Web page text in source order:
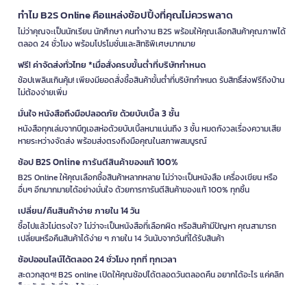
ทำไม B2S Online คือแหล่งช้อปปิ้งที่คุณไม่ควรพลาด
ไม่ว่าคุณจะเป็นนักเรียน นักศึกษา คนทำงาน B2S พร้อมให้คุณเลือกสินค้าคุณภาพได้
ตลอด 24 ชั่วโมง พร้อมโปรโมชั่นและสิทธิพิเศษมากมาย
ฟรี! ค่าจัดส่งทั่วไทย *เมื่อสั่งครบขั้นต่ำที่บริษัทกำหนด
ช้อปเพลินเกินคุ้ม! เพียงมียอดสั่งซื้อสินค้าขั้นต่ำที่บริษัทกำหนด รับสิทธิ์ส่งฟรีถึงบ้าน
ไม่ต้องจ่ายเพิ่ม
มั่นใจ หนังสือถึงมือปลอดภัย ด้วยบับเบิ้ล 3 ชั้น
หนังสือทุกเล่มจากบีทูเอสห่อด้วยบับเบิ้ลหนาแน่นถึง 3 ชั้น หมดกังวลเรื่องความเสีย
หายระหว่างจัดส่ง พร้อมส่งตรงถึงมือคุณในสภาพสมบูรณ์
ช้อป B2S Online การันตีสินค้าของแท้ 100%
B2S Online ให้คุณเลือกซื้อสินค้าหลากหลาย ไม่ว่าจะเป็นหนังสือ เครื่องเขียน หรือ
อื่นๆ อีกมากมายได้อย่างมั่นใจ ด้วยการการันตีสินค้าของแท้ 100% ทุกชิ้น
เปลี่ยน/คืนสินค้าง่าย ภายใน 14 วัน
ซื้อไปแล้วไม่ตรงใจ? ไม่ว่าจะเป็นหนังสือที่เลือกผิด หรือสินค้ามีปัญหา คุณสามารถ
เปลี่ยนหรือคืนสินค้าได้ง่าย ๆ ภายใน 14 วันนับจากวันที่ได้รับสินค้า
ช้อปออนไลน์ได้ตลอด 24 ชั่วโมง ทุกที่ ทุกเวลา
สะดวกสุดๆ! B2S online เปิดให้คุณช้อปได้ตลอดวันตลอดคืน อยากได้อะไร แค่คลิก